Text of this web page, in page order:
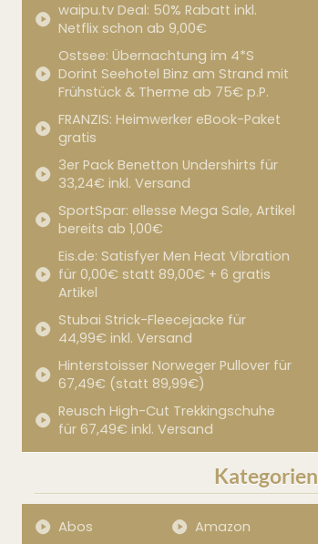
waipu.tv Deal: 50% Rabatt inkl.
Netflix schon ab 9,00€
Ostsee: Übernachtung im 4*S
Dorint Seehotel Binz am Strand mit
Frühstück & Therme ab 75€ p.P.
FRANZIS: Heimwerker eBook-Paket
gratis
3er Pack Benetton Undershirts für
33,24€ inkl. Versand
SportSpar: ellesse Mega Sale, Artikel
bereits ab 1,00€
Eis.de: Satisfyer Men Heat Vibration
für 0,00€ statt 89,00€ + 6 gratis
Artikel
Stubai Strick-Fleecejacke für
44,99€ inkl. Versand
Hinterstoisser Norweger Pullover für
67,49€ (statt 89,99€)
Reusch High-Cut Trekkingschuhe
für 67,49€ inkl. Versand
Kategorien
Abos
Amazon